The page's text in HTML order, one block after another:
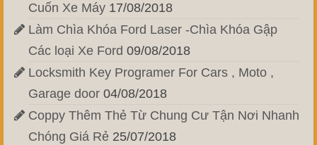
Cuốn Xe Máy 17/08/2018
Làm Chìa Khóa Ford Laser -Chìa Khóa Gập
Các loại Xe Ford 09/08/2018
Locksmith Key Programer For Cars , Moto ,
Garage door 04/08/2018
Coppy Thêm Thẻ Từ Chung Cư Tận Nơi Nhanh
Chóng Giá Rẻ 25/07/2018